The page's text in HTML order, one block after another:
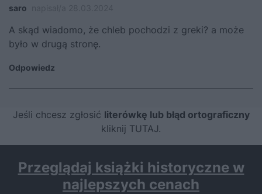
saro
A skąd wiadomo, że chleb pochodzi z greki? a może
było w drugą stronę.
Odpowiedz
Jeśli chcesz zgłosić literówkę lub błąd ortograficzny
kliknij TUTAJ.
Przeglądaj książki historyczne w
najlepszych cenach